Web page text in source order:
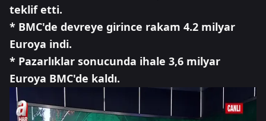
teklif etti.
* BMC'de devreye girince rakam 4.2 milyar
Euroya indi.
* Pazarlıklar sonucunda ihale 3,6 milyar
Euroya BMC'de kaldı.